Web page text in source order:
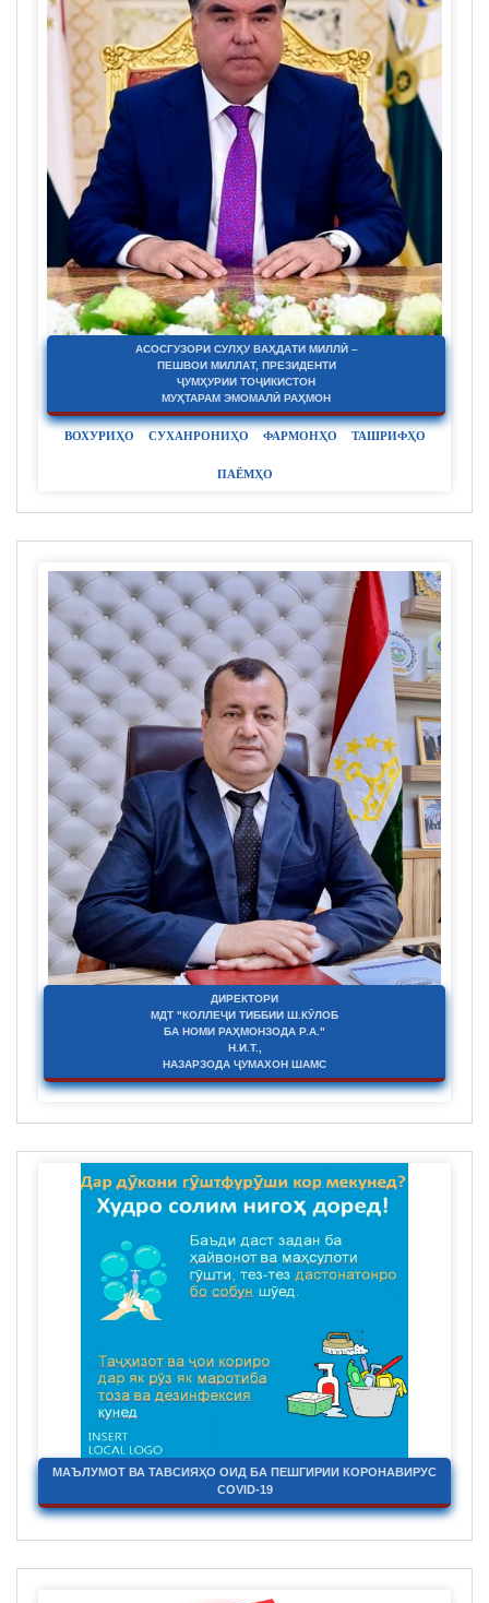
АСОСГУЗОРИ СУЛҲУ ВАҲДАТИ МИЛЛӢ –
ПЕШВОИ МИЛЛАТ, ПРЕЗИДЕНТИ
ҶУМҲУРИИ ТОҶИКИСТОН
МУҲТАРАМ ЭМОМАЛӢ РАҲМОН
ВОХУРИҲО СУХАНРОНИҲО ФАРМОНҲО ТАШРИФҲО
ПАЁМҲО
ДИРЕКТОРИ
МДТ "КОЛЛЕҶИ ТИББИИ Ш.КӮЛОБ
БА НОМИ РАҲМОНЗОДА Р.А."
Н.И.Т.,
НАЗАРЗОДА ҶУМАХОН ШАМС
МАЪЛУМОТ ВА ТАВСИЯҲО ОИД БА ПЕШГИРИИ КОРОНАВИРУС
COVID-19